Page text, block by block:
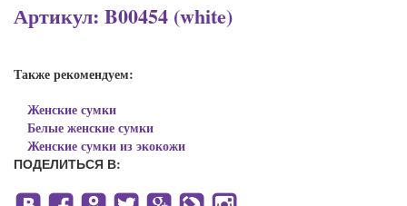
Артикул: B00454 (white)
Также рекомендуем:
Женские сумки
Белые женские сумки
Женские сумки из экокожи
ПОДЕЛИТЬСЯ В: